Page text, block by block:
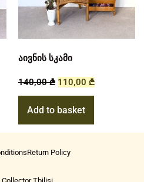
აივნის სკამი
140,00₾ 110,00 ₾
Add to basket
Return Policy